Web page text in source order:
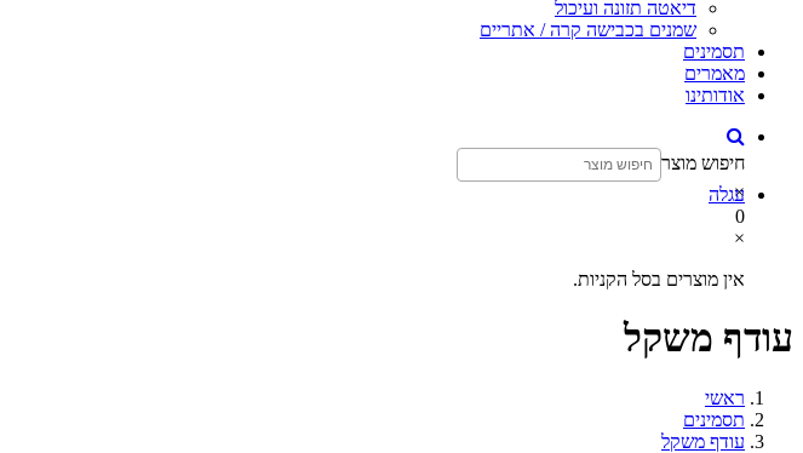
דיאטה תזונה ועיכול
שמנים בכבישה קרה / אתריים
תסמינים
מאמרים
אודותינו
חיפוש מוצר
×
עגלה
0
×
אין מוצרים בסל הקניות.
עודף משקל
ראשי
תסמינים
עודף משקל